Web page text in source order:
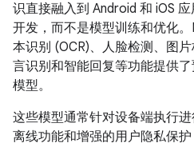
识直接融入到 Android 和 iOS
开发，而不是模型训练和优化
本识别 (OCR)、人脸检测、图
言识别和智能回复等功能提供
模型。
这些模型通常针对设备端执行进
离线功能和增强的用户隐私保